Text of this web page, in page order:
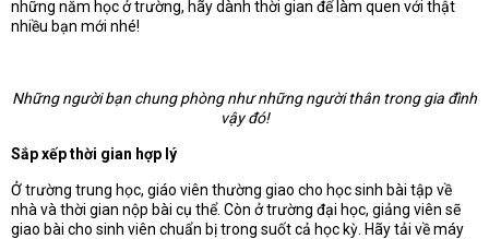
những năm học ở trường, hãy dành thời gian để làm quen với thật
nhiều bạn mới nhé!
Những người bạn chung phòng như những người thân trong gia đình
vậy đó!
Sắp xếp thời gian hợp lý
Ở trường trung học, giáo viên thường giao cho học sinh bài tập về
nhà và thời gian nộp bài cụ thể. Còn ở trường đại học, giảng viên sẽ
giao bài cho sinh viên chuẩn bị trong suốt cả học kỳ. Hãy tải về máy